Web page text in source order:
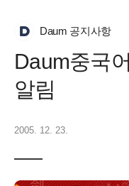
Daum 공지사항
Daum중국
알림
2005. 12. 23.